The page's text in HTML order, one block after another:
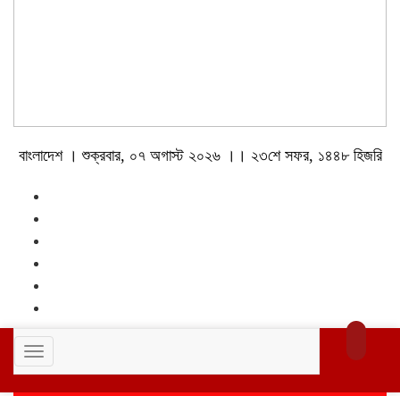
বাংলাদেশ । শুক্রবার, ০৭ অগাস্ট ২০২৬ ।। ২৩শে সফর, ১৪৪৮ হিজরি
Toggle
navigation